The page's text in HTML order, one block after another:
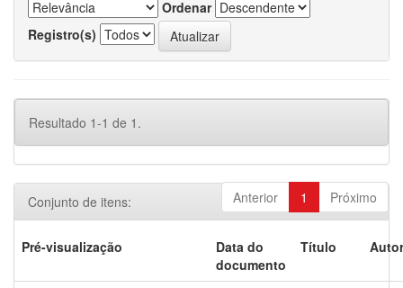
Ordenar
Registro(s)
Resultado 1-1 de 1.
Anterior 1 Próximo
Conjunto de itens:
Pré-visualização
Data do
documento
Título